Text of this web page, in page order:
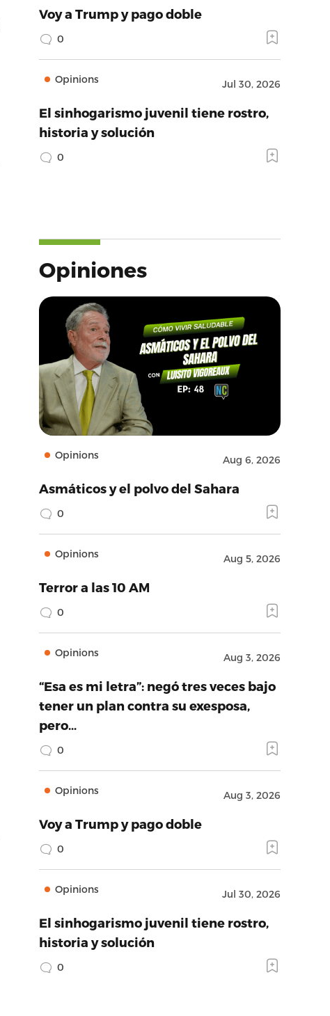
Voy a Trump y pago doble
0
Opinions Jul 30, 2026
El sinhogarismo juvenil tiene rostro,
historia y solución
0
Opiniones
Opinions Aug 6, 2026
Asmáticos y el polvo del Sahara
0
Opinions Aug 5, 2026
Terror a las 10 AM
0
Opinions Aug 3, 2026
“Esa es mi letra”: negó tres veces bajo
tener un plan contra su exesposa,
pero…
0
Opinions Aug 3, 2026
Voy a Trump y pago doble
0
Opinions Jul 30, 2026
El sinhogarismo juvenil tiene rostro,
historia y solución
0